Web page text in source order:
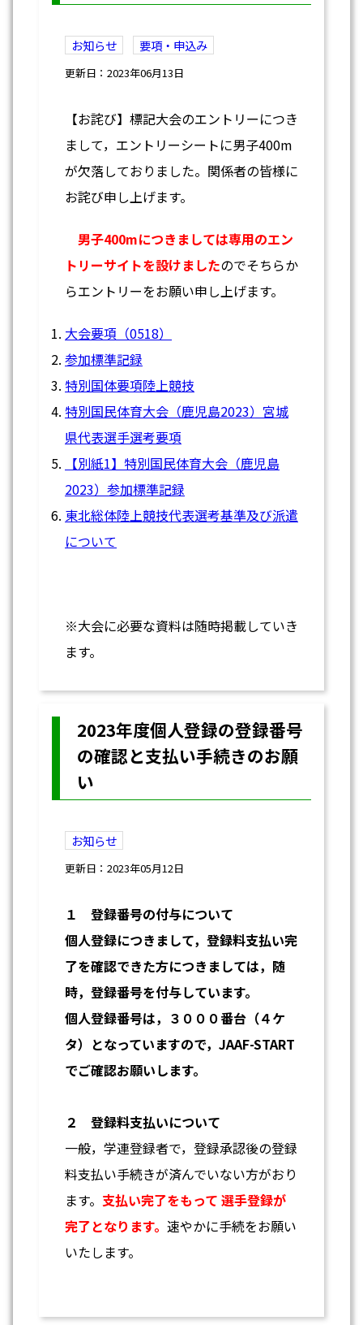
お知らせ 要項・申込み
更新日：2023年06月13日
【お詫び】標記大会のエントリーにつき
まして，エントリーシートに男子400m
が欠落しておりました。関係者の皆様に
お詫び申し上げます。
男子400mにつきましては専用のエン
トリーサイトを設けましたのでそちらか
らエントリーをお願い申し上げます。
大会要項（0518）
参加標準記録
特別国体要項陸上競技
特別国民体育大会（鹿児島2023）宮城
県代表選手選考要項
【別紙1】特別国民体育大会（鹿児島
2023）参加標準記録
東北総体陸上競技代表選考基準及び派遣
について
※大会に必要な資料は随時掲載していき
ます。
2023年度個人登録の登録番号
の確認と支払い手続きのお願
い
お知らせ
更新日：2023年05月12日
１ 登録番号の付与について
個人登録につきまして，登録料支払い完
了を確認できた方につきましては，随
時，登録番号を付与しています。
個人登録番号は，３０００番台（４ケ
タ）となっていますので，JAAF-START
でご確認お願いします。
２ 登録料支払いについて
一般，学連登録者で，登録承認後の登録
料支払い手続きが済んでいない方がおり
ます。 支払い完了をもって 選手登録が
完了となります。 速やかに手続をお願い
いたします。